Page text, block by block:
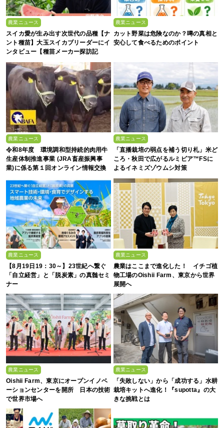
農業ニュース
スイカ愛が生み出す次世代の品種【ナ
ント種苗】大玉スイカブリーダーにイ
ンタビュー【種苗メーカー探訪記
Vol.4】
農業ニュース
カット野菜は危険なのか？噂の真相と
安心して食べるためのポイント
農業ニュース
令和8年度 環境調和型持続的肉用牛
生産体制推進事業 (JRA畜産振興事
業)に係る第１回オンライン情報交換
農業ニュース
「直播栽培の弱点を補う切り札」米ど
ころ・秋田で広がるルミビア™FSに
よるイネミズゾウムシ対策
農業ニュース
【8月19日19：30～】23世紀へ繋ぐ
「自立経営」と「脱炭素」の真髄セミ
ナー
農業ニュース
農業はここまで進化した！ イチゴ植
物工場のOishii Farm、東京から世界
展開へ
農業ニュース
Oishii Farm、東京にオープンイノベ
ーションセンターを開所 日本の技術
で世界市場へ
農業ニュース
「失敗しない」から「成功する」水耕
栽培キットへ進化！『supotta』の大
きな挑戦とは